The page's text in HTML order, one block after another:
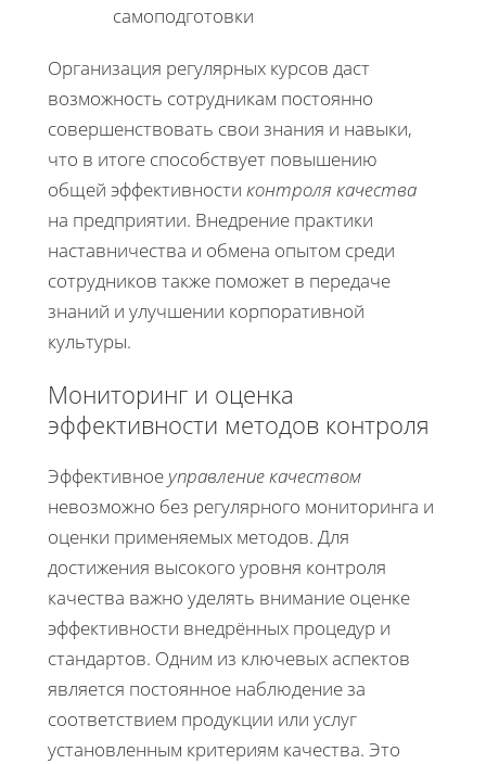
самоподготовки
Организация регулярных курсов даст
возможность сотрудникам постоянно
совершенствовать свои знания и навыки,
что в итоге способствует повышению
общей эффективности контроля качества
на предприятии. Внедрение практики
наставничества и обмена опытом среди
сотрудников также поможет в передаче
знаний и улучшении корпоративной
культуры.
Мониторинг и оценка
эффективности методов контроля
Эффективное управление качеством
невозможно без регулярного мониторинга и
оценки применяемых методов. Для
достижения высокого уровня контроля
качества важно уделять внимание оценке
эффективности внедрённых процедур и
стандартов. Одним из ключевых аспектов
является постоянное наблюдение за
соответствием продукции или услуг
установленным критериям качества. Это